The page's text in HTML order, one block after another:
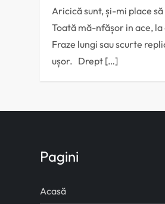
Aricică sunt, și-mi place
Toată mă-nfășor in ace,
Fraze lungi sau scurte
ușor. Drept […]
Pagini
Acasă